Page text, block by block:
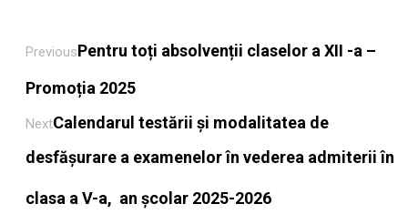
PreviousPentru toți absolvenții claselor a XII -a –
Promoția 2025
NextCalendarul testării și modalitatea de
desfășurare a examenelor în vederea admiterii în
clasa a V-a, an școlar 2025-2026